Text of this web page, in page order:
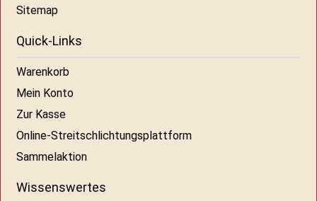
Sitemap
Quick-Links
Warenkorb
Mein Konto
Zur Kasse
Online-Streitschlichtungsplattform
Sammelaktion
Wissenswertes